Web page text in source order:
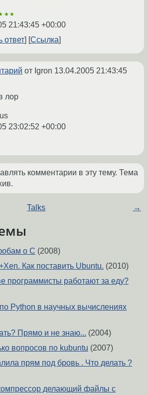
21:43:45 +00:00
ответ
Ссылка
от Igron 13.04.2005 21:43:45
лор
23:02:52 +00:00
комментарии в эту тему. Тема
Talks →
о С (2008)
Как поставить Ubuntu. (2010)
программисты работают за еду?
Python в научных вычислениях
Прямо и не знаю... (2004)
вопросов по kubuntu (2007)
прям под бровь . Что делать ?
делающий файлы с